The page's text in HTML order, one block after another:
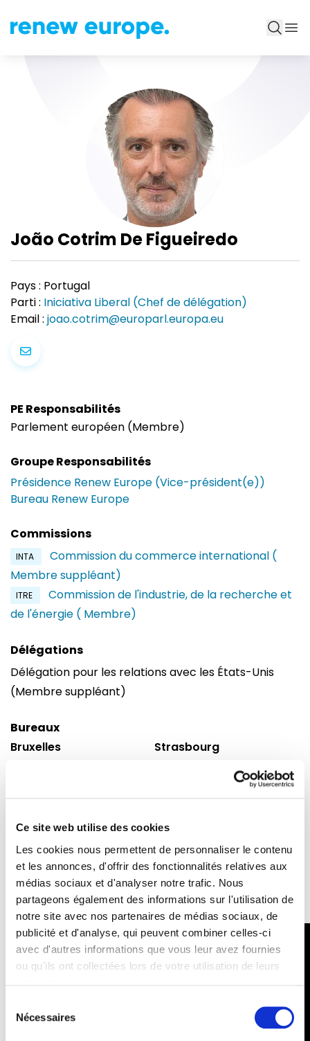
Ce site web utilise des cookies
Les cookies nous permettent de personnaliser le contenu
et les annonces, d'offrir des fonctionnalités relatives aux
médias sociaux et d'analyser notre trafic. Nous
partageons également des informations sur l'utilisation de
notre site avec nos partenaires de médias sociaux, de
publicité et d'analyse, qui peuvent combiner celles-ci
avec d'autres informations que vous leur avez fournies
ou qu'ils ont collectées lors de votre utilisation de leurs
Nécessaires
João Cotrim De Figueiredo
Pays : Portugal
Parti : Iniciativa Liberal (Chef de délégation)
Email : joao.cotrim@europarl.europa.eu
PE Responsabilités
Parlement européen (Membre)
Groupe Responsabilités
Présidence Renew Europe (Vice-président(e))
Bureau Renew Europe
Commissions
INTA
Commission du commerce international (
Membre suppléant)
ITRE
Commission de l'industrie, de la recherche et
de l'énergie ( Membre)
Délégations
Délégation pour les relations avec les États-Unis
(Membre suppléant)
Bureaux
Bruxelles
Bureau : 10G165
Wiertzstraat 60
B-1047
Bruxelles
Tel : 0032 2 28 45275
Strasbourg
Building : Winston Churchill
Bureau : M02110
Schuman
F 67070 cedex
Strasbourg
Tel : 0033 3 88 1 75275